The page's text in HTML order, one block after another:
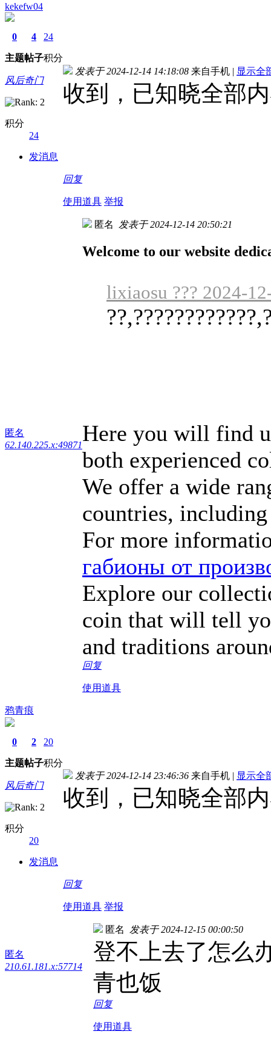
kekefw04
0
主题
4
帖子
24
积分
风后奇门
积分
24
发消息
发表于 2024-12-14 14:18:08 来自手机 | 显示全
收到，已知晓全部
回复
使用道具 举报
匿名
62.140.225.x:49871
匿名 发表于 2024-12-14 20:50:21
Welcome to our website
lixiaosu ??? 2024-
Here you will find
both experienced
We offer a wide
countries,
For more
габионы от
Explore our
coin that will tell
and traditions
回复
使用道具
鸦青痕
0
主题
2
帖子
20
积分
风后奇门
积分
20
发消息
发表于 2024-12-14 23:46:36 来自手机 | 显示全
收到，已知晓全部
回复
使用道具 举报
匿名
210.61.181.x:57714
匿名 发表于 2024-12-15 00:00:50
登不上去了怎么
青也饭
回复
使用道具